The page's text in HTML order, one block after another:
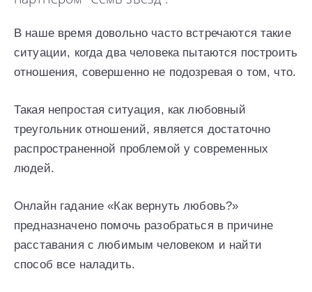
В наше время довольно часто встречаются такие
ситуации, когда два человека пытаются построить
отношения, совершенно не подозревая о том, что.
Такая непростая ситуация, как любовный
треугольник отношений, является достаточно
распространенной проблемой у современных
людей.
Онлайн гадание «Как вернуть любовь?»
предназначено помочь разобраться в причине
расставания с любимым человеком и найти
способ все наладить.